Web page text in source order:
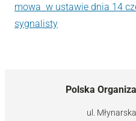
mowa w ustawie dnia 14
sygnalisty
Polska
ul.